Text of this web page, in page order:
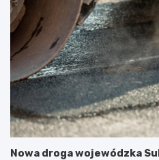
Nowa droga wojewódzka